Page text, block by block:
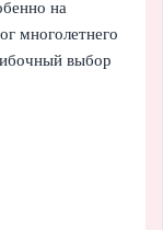
на
многолетнего
выбор